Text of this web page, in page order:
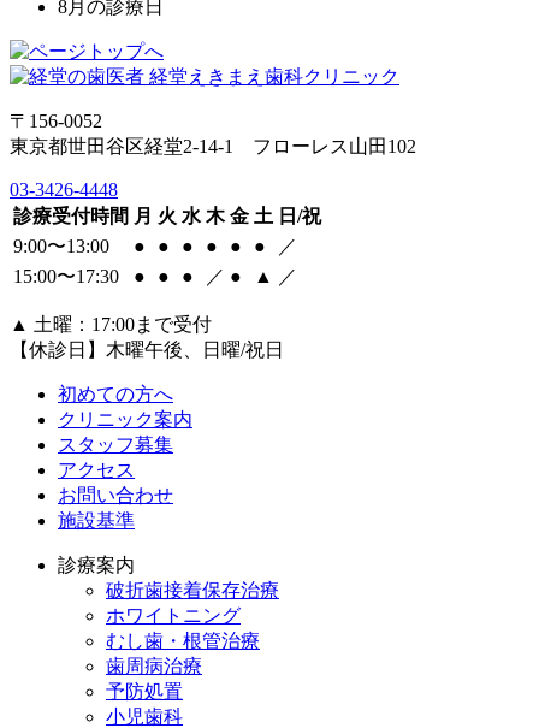
8月の診療日
〒156-0052
東京都世田谷区経堂2-14-1 フローレス山田102
03-3426-4448
診療受付時間 月 火 水 木 金 土 日/祝
9:00〜13:00
● ● ● ● ● ●
／
15:00〜17:30
● ● ● ／ ● ▲ ／
▲ 土曜：17:00まで受付
【休診日】木曜午後、日曜/祝日
初めての方へ
クリニック案内
スタッフ募集
アクセス
お問い合わせ
施設基準
診療案内
破折歯接着保存治療
ホワイトニング
むし歯・根管治療
歯周病治療
予防処置
小児歯科